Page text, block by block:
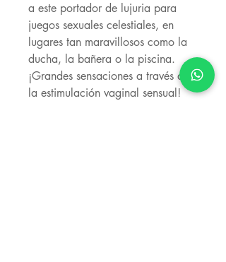
a este portador de lujuria para
juegos sexuales celestiales, en
lugares tan maravillosos como la
ducha, la bañera o la piscina.
¡Grandes sensaciones a través de
la estimulación vaginal sensual!